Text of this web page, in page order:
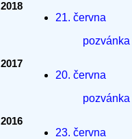
2018
21. června
pozvánka
2017
20. června
pozvánka
2016
23. června